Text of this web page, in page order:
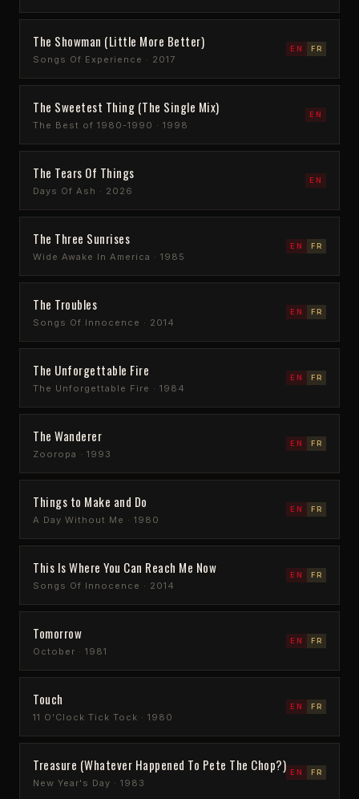
The Showman (Little More Better)
Songs Of Experience · 2017
EN FR
The Sweetest Thing (The Single Mix)
The Best of 1980-1990 · 1998
EN
The Tears Of Things
Days Of Ash · 2026
EN
The Three Sunrises
Wide Awake In America · 1985
EN FR
The Troubles
Songs Of Innocence · 2014
EN FR
The Unforgettable Fire
The Unforgettable Fire · 1984
EN FR
The Wanderer
Zooropa · 1993
EN FR
Things to Make and Do
A Day Without Me · 1980
EN FR
This Is Where You Can Reach Me Now
Songs Of Innocence · 2014
EN FR
Tomorrow
October · 1981
EN FR
Touch
11 O'Clock Tick Tock · 1980
EN FR
Treasure (Whatever Happened To Pete The Chop?)
New Year's Day · 1983
EN FR